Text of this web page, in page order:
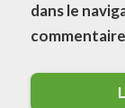
dans le